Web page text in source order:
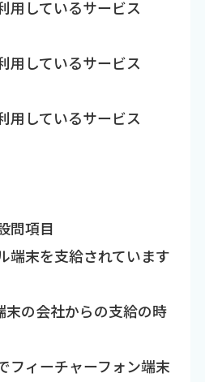
用しているサービス
用しているサービス
用しているサービス
問項目
端末を支給されています
末の会社からの支給の時
フィーチャーフォン端末